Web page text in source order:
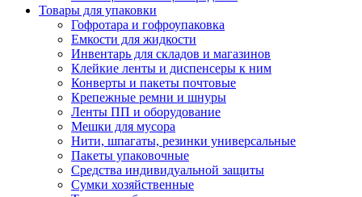
Товары для упаковки
Гофротара и гофроупаковка
Емкости для жидкости
Инвентарь для складов и магазинов
Клейкие ленты и диспенсеры к ним
Конверты и пакеты почтовые
Крепежные ремни и шнуры
Ленты ПП и оборудование
Мешки для мусора
Нити, шпагаты, резинки универсальные
Пакеты упаковочные
Средства индивидуальной защиты
Сумки хозяйственные